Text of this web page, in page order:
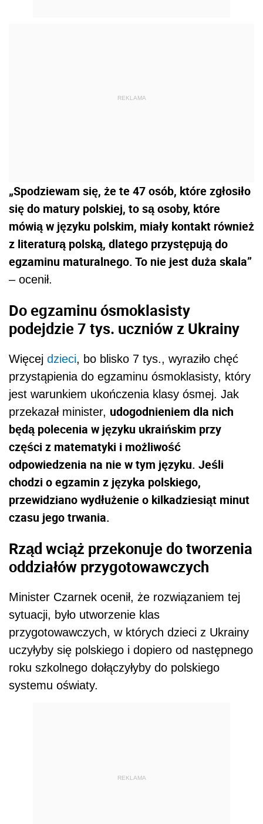
REKLAMA
„Spodziewam się, że te 47 osób, które zgłosiło
się do matury polskiej, to są osoby, które
mówią w języku polskim, miały kontakt również
z literaturą polską, dlatego przystępują do
egzaminu maturalnego. To nie jest duża skala”
– ocenił.
Do egzaminu ósmoklasisty
podejdzie 7 tys. uczniów z Ukrainy
Więcej dzieci, bo blisko 7 tys., wyraziło chęć
przystąpienia do egzaminu ósmoklasisty, który
jest warunkiem ukończenia klasy ósmej. Jak
przekazał minister, udogodnieniem dla nich
będą polecenia w języku ukraińskim przy
części z matematyki i możliwość
odpowiedzenia na nie w tym języku. Jeśli
chodzi o egzamin z języka polskiego,
przewidziano wydłużenie o kilkadziesiąt minut
czasu jego trwania.
Rząd wciąż przekonuje do tworzenia
oddziałów przygotowawczych
Minister Czarnek ocenił, że rozwiązaniem tej
sytuacji, było utworzenie klas
przygotowawczych, w których dzieci z Ukrainy
uczyłyby się polskiego i dopiero od następnego
roku szkolnego dołączyłyby do polskiego
systemu oświaty.
REKLAMA